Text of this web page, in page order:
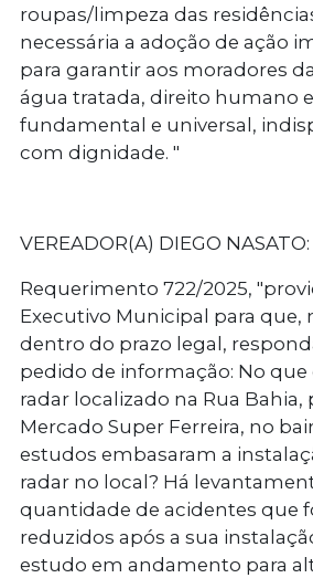
roupas/limpeza das
necessária a adoção de ação
para garantir aos moradores
água tratada, direito humano
fundamental e universal,
com dignidade. "
VEREADOR(A) DIEGO NASATO:
Requerimento 722/2025,
Executivo Municipal para que,
dentro do prazo legal,
pedido de informação: No que
radar localizado na Rua Bahia,
Mercado Super Ferreira, no
estudos embasaram a
radar no local? Há
quantidade de acidentes que
reduzidos após a sua
estudo em andamento para